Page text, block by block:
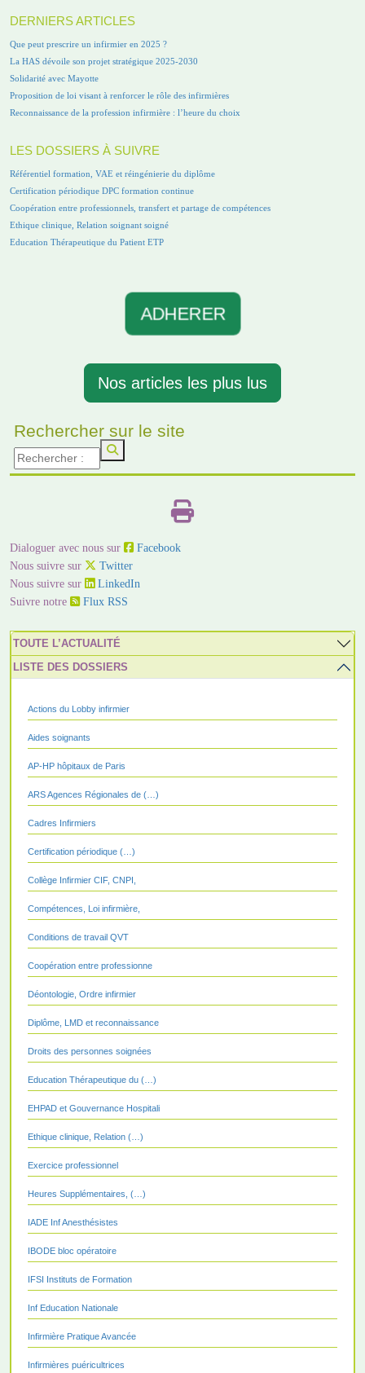
DERNIERS ARTICLES
Que peut prescrire un infirmier en 2025 ?
La HAS dévoile son projet stratégique 2025-2030
Solidarité avec Mayotte
Proposition de loi visant à renforcer le rôle des infirmières
Reconnaissance de la profession infirmière : l’heure du choix
LES DOSSIERS À SUIVRE
Référentiel formation, VAE et réingénierie du diplôme
Certification périodique DPC formation continue
Coopération entre professionnels, transfert et partage de compétences
Ethique clinique, Relation soignant soigné
Education Thérapeutique du Patient ETP
ADHERER
Nos articles les plus lus
Rechercher sur le site
Dialoguer avec nous sur
Facebook
Nous suivre sur
Twitter
Nous suivre sur
LinkedIn
Suivre notre
Flux RSS
TOUTE L’ACTUALITÉ
LISTE DES DOSSIERS
Actions du Lobby infirmier
Aides soignants
AP-HP hôpitaux de Paris
ARS Agences Régionales de (…)
Cadres Infirmiers
Certification périodique (…)
Collège Infirmier CIF, CNPI,
Compétences, Loi infirmière,
Conditions de travail QVT
Coopération entre professionne
Déontologie, Ordre infirmier
Diplôme, LMD et reconnaissance
Droits des personnes soignées
Education Thérapeutique du (…)
EHPAD et Gouvernance Hospitali
Ethique clinique, Relation (…)
Exercice professionnel
Heures Supplémentaires, (…)
IADE Inf Anesthésistes
IBODE bloc opératoire
IFSI Instituts de Formation
Inf Education Nationale
Infirmière Pratique Avancée
Infirmières puéricultrices